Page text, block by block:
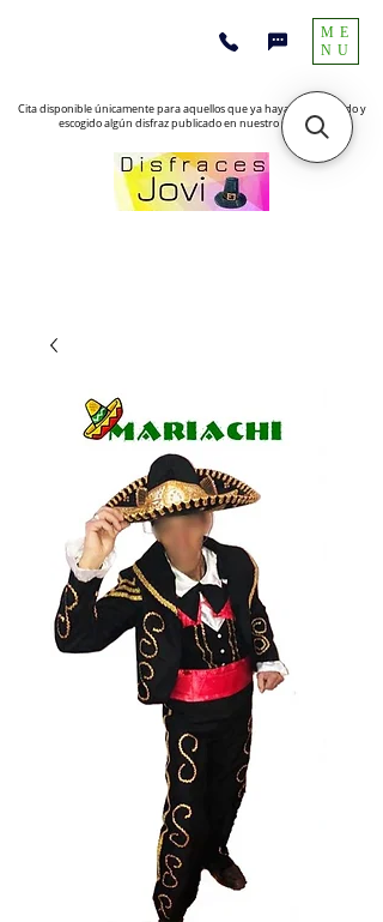
Cita disponible únicamente para aquellos que ya hayan encontrado y
escogido algún disfraz publicado en nuestro sitio web
ME
NU